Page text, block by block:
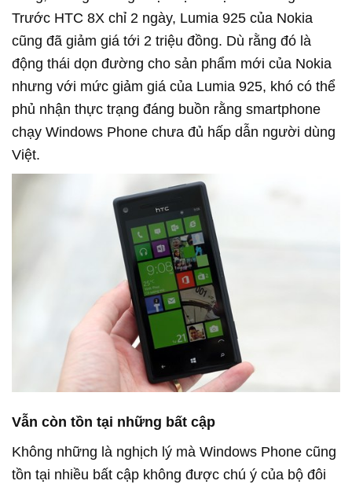
Trước HTC 8X chỉ 2 ngày, Lumia 925 của Nokia
cũng đã giảm giá tới 2 triệu đồng. Dù rằng đó là
động thái dọn đường cho sản phẩm mới của Nokia
nhưng với mức giảm giá của Lumia 925, khó có thể
phủ nhận thực trạng đáng buồn rằng smartphone
chạy Windows Phone chưa đủ hấp dẫn người dùng
Việt.
Vẫn còn tồn tại những bất cập
Không những là nghịch lý mà Windows Phone cũng
tồn tại nhiều bất cập không được chú ý của bộ đôi